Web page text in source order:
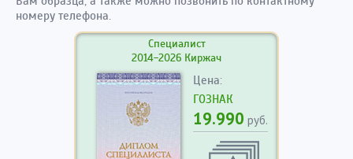
номеру телефона.
Специалист
2014-2026 Киржач
Цена:
ГОЗНАК
19.990 руб.